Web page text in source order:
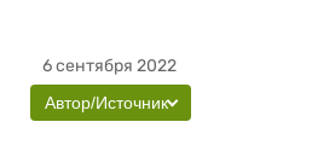
6 сентября 2022
Автор/Источник